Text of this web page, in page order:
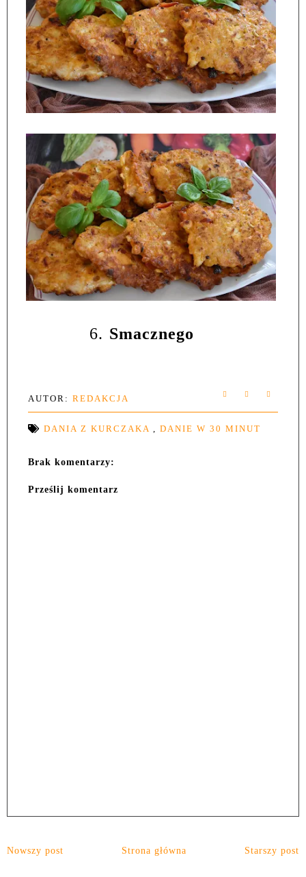
6. Smacznego
AUTOR: REDAKCJA
DANIA Z KURCZAKA , DANIE W 30 MINUT
Brak komentarzy:
Prześlij komentarz
Nowszy post Starszy post
Strona główna